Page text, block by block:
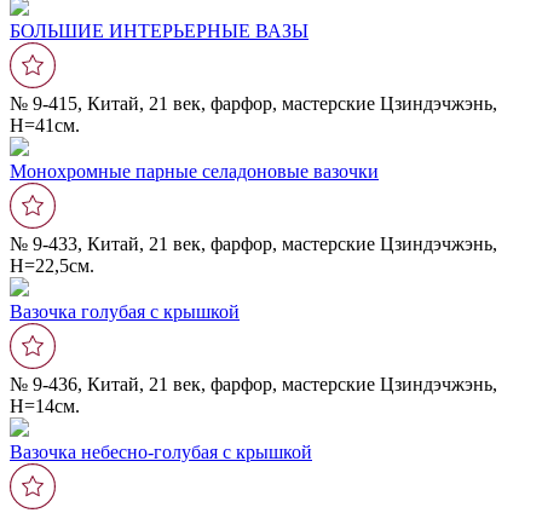
БОЛЬШИЕ ИНТЕРЬЕРНЫЕ ВАЗЫ
№ 9-415, Китай, 21 век, фарфор, мастерские Цзиндэчжэнь,
Н=41см.
Монохромные парные селадоновые вазочки
№ 9-433, Китай, 21 век, фарфор, мастерские Цзиндэчжэнь,
Н=22,5см.
Вазочка голубая с крышкой
№ 9-436, Китай, 21 век, фарфор, мастерские Цзиндэчжэнь,
Н=14см.
Вазочка небесно-голубая с крышкой